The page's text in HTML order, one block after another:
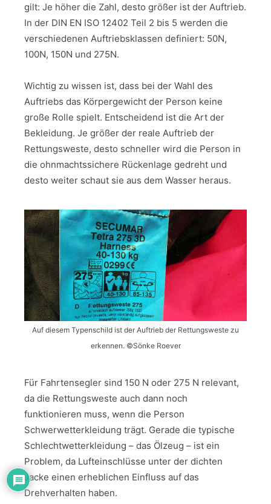
gilt: Je höher die Zahl, desto größer ist der Auftrieb.
In der DIN EN ISO 12402 Teil 2 bis 5 werden die
verschiedenen Auftriebsklassen definiert: 50N,
100N, 150N und 275N.
Wichtig zu wissen ist, dass bei der Wahl des
Auftriebs das Körpergewicht der Person keine
große Rolle spielt. Entscheidend ist die Art der
Bekleidung. Je größer der reale Auftrieb der
Rettungsweste, desto schneller wird die Person in
die ohnmachtssichere Rückenlage gedreht und
desto weiter schaut sie aus dem Wasser heraus.
Auf diesem Typenschild ist der Auftrieb der Rettungsweste zu
erkennen. ©Sönke Roever
Für Fahrtensegler sind 150 N oder 275 N relevant,
da die Rettungsweste auch dann noch
funktionieren muss, wenn die Person
Schwerwetterkleidung trägt. Gerade die typische
Schlechtwetterkleidung – das Ölzeug – ist ein
Problem, da Lufteinschlüsse unter der dichten
Jacke einen erheblichen Einfluss auf das
Drehverhalten haben.